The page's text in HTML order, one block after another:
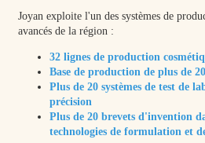
Joyan exploite l'un des systèmes de
avancés de la région :
32 lignes de production
Base de production de plus de
Plus de 20 systèmes de test de
précision
Plus de 20 brevets d'invention
technologies de formulation et